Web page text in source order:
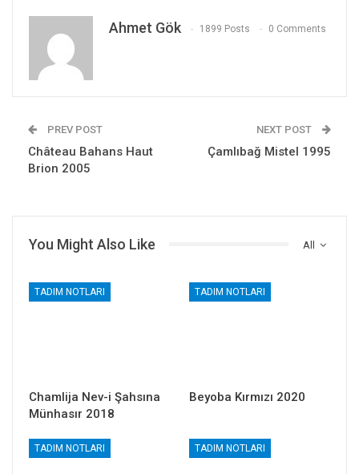
Ahmet Gök 1899 Posts 0 Comments
PREV POST
Château Bahans Haut
Brion 2005
NEXT POST
Çamlıbağ Mistel 1995
All
You Might Also Like
TADIM NOTLARI
Chamlija Nev-i Şahsına
Münhasır 2018
TADIM NOTLARI
Beyoba Kırmızı 2020
TADIM NOTLARI TADIM NOTLARI